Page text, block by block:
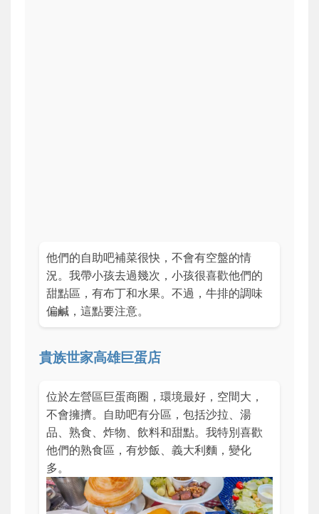
他們的自助吧補菜很快，不會有空盤的情
況。我帶小孩去過幾次，小孩很喜歡他們的
甜點區，有布丁和水果。不過，牛排的調味
偏鹹，這點要注意。
貴族世家高雄巨蛋店
位於左營區巨蛋商圈，環境最好，空間大，
不會擁擠。自助吧有分區，包括沙拉、湯
品、熟食、炸物、飲料和甜點。我特別喜歡
他們的熟食區，有炒飯、義大利麵，變化
多。